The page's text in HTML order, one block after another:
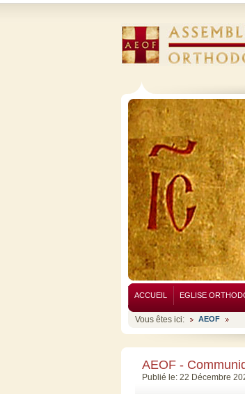
ACCUEIL EGLISE
Vous êtes ici: AEOF
AEOF -
Publié le: 22 Décembre